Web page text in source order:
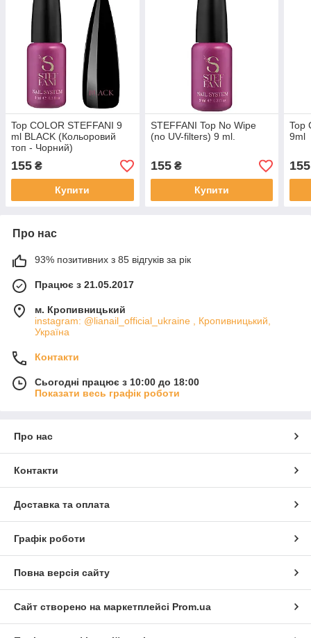
Top COLOR STEFFANI 9
ml BLACK (Кольоровий
топ - Чорний)
155 ₴
Купити
STEFFANI Top No Wipe
(no UV-filters) 9 ml.
155₴
Купити
Top
9ml
155
Про нас
93% позитивних з 85 відгуків за рік
Працює з 21.05.2017
м. Кропивницький
instagram: @lianail_official_ukraine , Кропивницький,
Україна
Контакти
Сьогодні працює з 10:00 до 18:00
Показати весь графік роботи
Про нас
Контакти
Доставка та оплата
Графік роботи
Повна версія сайту
Сайт створено на маркетплейсі Prom.ua